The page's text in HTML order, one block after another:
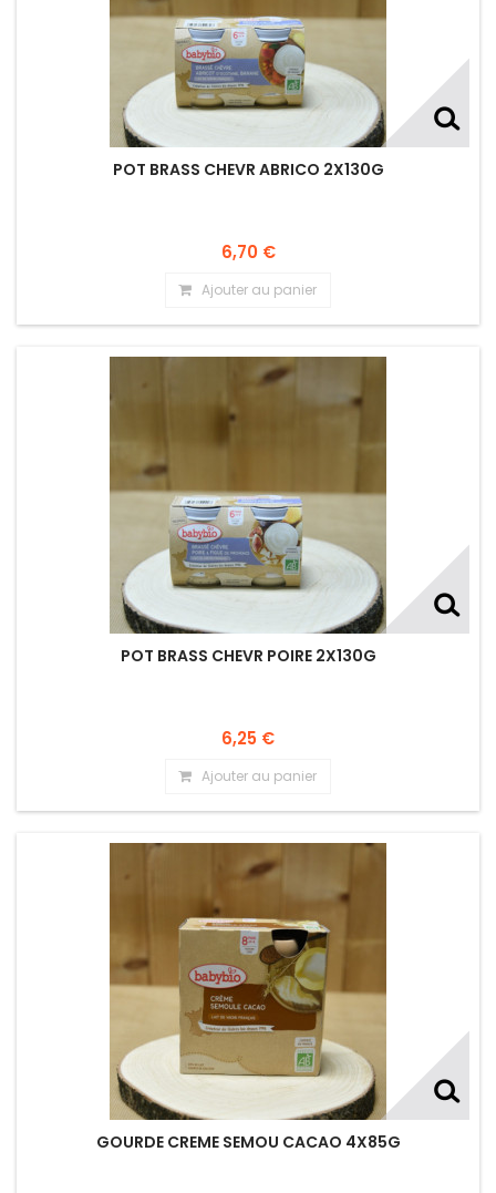
POT BRASS CHEVR ABRICO 2X130G
6,70 €
Ajouter au panier
POT BRASS CHEVR POIRE 2X130G
6,25 €
Ajouter au panier
GOURDE CREME SEMOU CACAO 4X85G